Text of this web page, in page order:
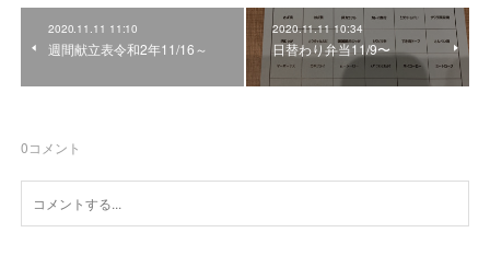
2020.11.11 11:10
週間献立表令和2年11/16～
2020.11.11 10:34
日替わり弁当11/9〜
0コメント